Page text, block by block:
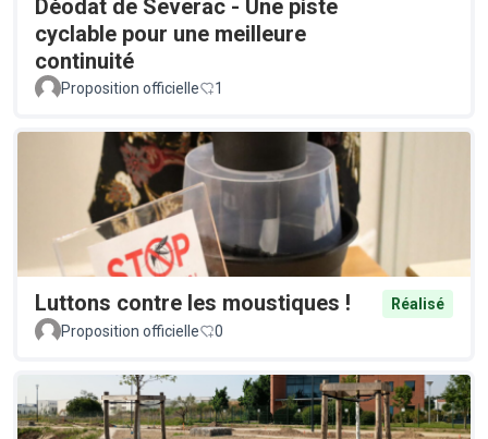
Déodat de Severac - Une piste
cyclable pour une meilleure
continuité
Proposition officielle 1
Luttons contre les moustiques !
Réalisé
Proposition officielle
0